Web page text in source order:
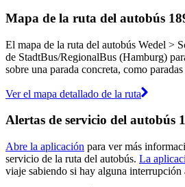
Mapa de la ruta del autobús
El mapa de la ruta del autobús Wedel >
de StadtBus/RegionalBus (Hamburg)
sobre una parada concreta, como
Ver el mapa detallado de la ruta
Alertas de servicio del autobús
Abre la aplicación para ver más
servicio de la ruta del autobús. La
viaje sabiendo si hay alguna interrupción